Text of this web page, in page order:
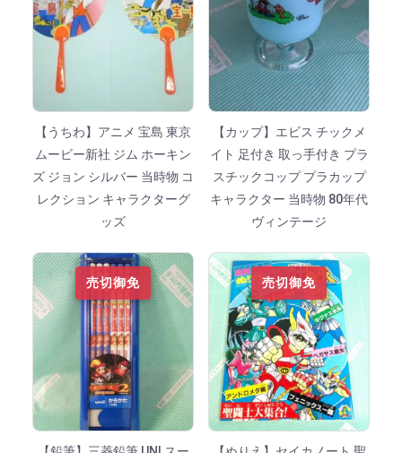
【うちわ】アニメ 宝島 東京
ムービー新社 ジム ホーキン
ズ ジョン シルバー 当時物 コ
レクション キャラクターグ
ッズ
【カップ】エビス チックメ
イト 足付き 取っ手付き プラ
スチックコップ プラカップ
キャラクター 当時物 80年代
ヴィンテージ
売切御免 売切御免